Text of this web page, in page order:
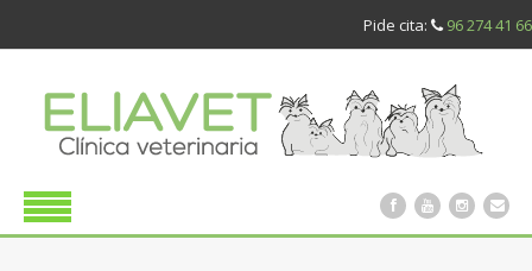
Pide cita: 96 274 41 66